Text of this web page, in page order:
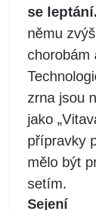
se leptání.
němu
chorobám
zrna jsou
jako
přípravky
mělo být
setím.
Sejení